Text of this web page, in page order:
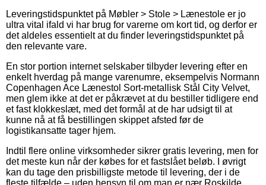
Leveringstidspunktet på Møbler > Stole > Lænestole er jo
ultra vital ifald vi har brug for varerne om kort tid, og derfor er
det aldeles essentielt at du finder leveringstidspunktet på
den relevante vare.
En stor portion internet selskaber tilbyder levering efter en
enkelt hverdag på mange varenumre, eksempelvis Normann
Copenhagen Ace Lænestol Sort-metallisk Stål City Velvet,
men glem ikke at det er påkrævet at du bestiller tidligere end
et fast klokkeslæt, med det formål at de har udsigt til at
kunne nå at få bestillingen skippet afsted før de
logistikansatte tager hjem.
Indtil flere online virksomheder sikrer gratis levering, men for
det meste kun når der købes for et fastslået beløb. I øvrigt
kan du tage den prisbilligste metode til levering, der i de
fleste tilfælde – uden hensyn til om man er nær Roskilde,